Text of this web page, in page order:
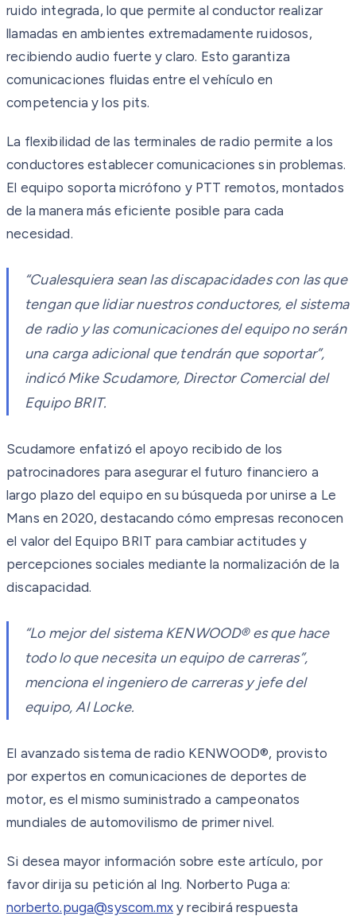
ruido integrada, lo que permite al conductor realizar
llamadas en ambientes extremadamente ruidosos,
recibiendo audio fuerte y claro. Esto garantiza
comunicaciones fluidas entre el vehículo en
competencia y los pits.
La flexibilidad de las terminales de radio permite a los
conductores establecer comunicaciones sin problemas.
El equipo soporta micrófono y PTT remotos, montados
de la manera más eficiente posible para cada
necesidad.
“Cualesquiera sean las discapacidades con las que
tengan que lidiar nuestros conductores, el sistema
de radio y las comunicaciones del equipo no serán
una carga adicional que tendrán que soportar”,
indicó Mike Scudamore, Director Comercial del
Equipo BRIT.
Scudamore enfatizó el apoyo recibido de los
patrocinadores para asegurar el futuro financiero a
largo plazo del equipo en su búsqueda por unirse a Le
Mans en 2020, destacando cómo empresas reconocen
el valor del Equipo BRIT para cambiar actitudes y
percepciones sociales mediante la normalización de la
discapacidad.
“Lo mejor del sistema KENWOOD® es que hace
todo lo que necesita un equipo de carreras”,
menciona el ingeniero de carreras y jefe del
equipo, Al Locke.
El avanzado sistema de radio KENWOOD®, provisto
por expertos en comunicaciones de deportes de
motor, es el mismo suministrado a campeonatos
mundiales de automovilismo de primer nivel.
Si desea mayor información sobre este artículo, por
favor dirija su petición al Ing. Norberto Puga a:
norberto.puga@syscom.mxy recibirá respuesta